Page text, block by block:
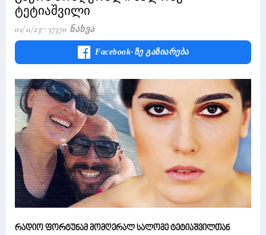
ტეტიაშვილი
01/11/23 37370 Ნახვა
Facebook-Ზე Გაზიარება
რადიო ფორტუნამ მომღერალ სალომე ტეტიაშვილთან